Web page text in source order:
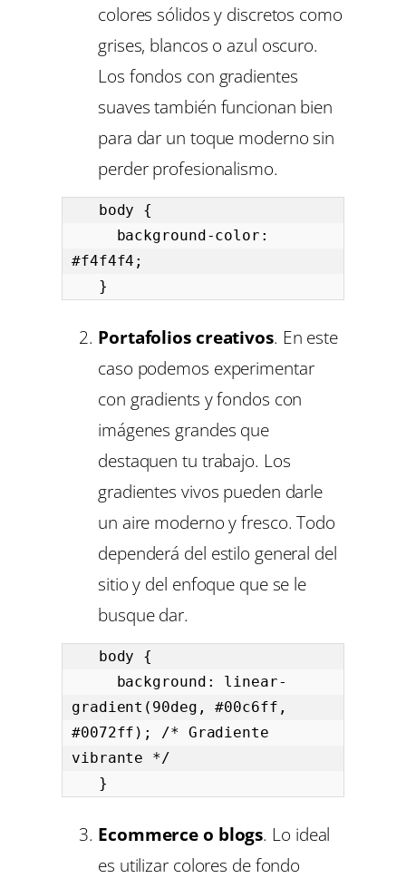
colores sólidos y discretos como
grises, blancos o azul oscuro.
Los fondos con gradientes
suaves también funcionan bien
para dar un toque moderno sin
perder profesionalismo.
#f4f4f4;
   }
Portafolios creativos. En este
caso podemos experimentar
con gradients y fondos con
imágenes grandes que
destaquen tu trabajo. Los
gradientes vivos pueden darle
un aire moderno y fresco. Todo
dependerá del estilo general del
sitio y del enfoque que se le
busque dar.
gradient(90deg, #00c6ff,
#0072ff); /* Gradiente
vibrante */
   }
Ecommerce o blogs. Lo ideal
es utilizar colores de fondo